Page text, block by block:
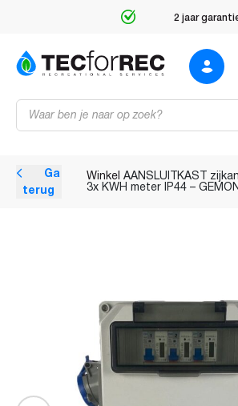
2 jaar
Producten
zoeken
terug
Winkel AANSLUITKAST
3x KWH meter IP44 –